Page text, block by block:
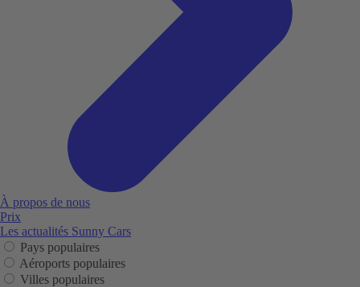
À propos de nous
Prix
Les actualités Sunny Cars
Pays populaires
Aéroports populaires
Villes populaires